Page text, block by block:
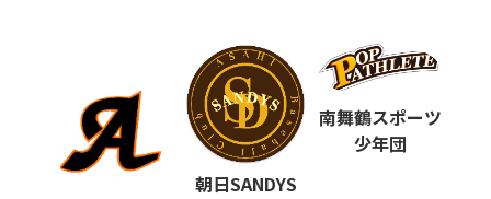
ポップアスリートカップ
第10回 ポップアスリートカップ
第9回 ポップアスリートカップ
朝日SANDYS
南舞鶴スポーツ
少年団